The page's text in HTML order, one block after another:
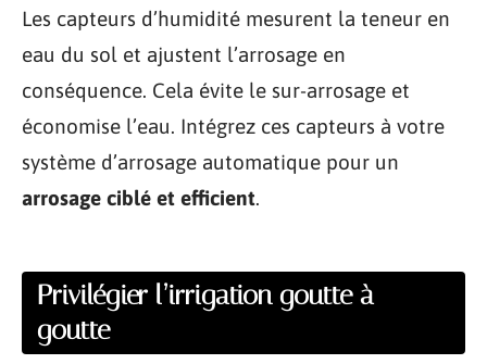
Les capteurs d’humidité mesurent la teneur en
eau du sol et ajustent l’arrosage en
conséquence. Cela évite le sur-arrosage et
économise l’eau. Intégrez ces capteurs à votre
système d’arrosage automatique pour un
arrosage ciblé et efficient.
Privilégier l’irrigation goutte à
goutte